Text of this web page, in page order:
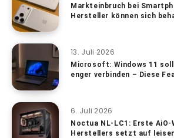
Markteinbruch bei
Hersteller können sich
13. Juli 2026
Microsoft: Windows 11
enger verbinden – Diese
6. Juli 2026
Noctua NL-LC1: Erste AiO-
Herstellers setzt auf